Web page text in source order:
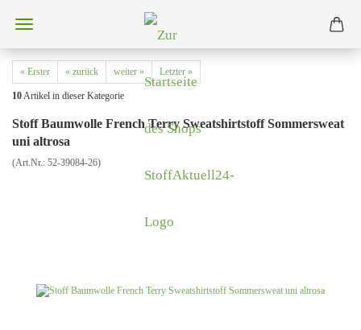
« Erster « zurück weiter » Letzter »
10Artikel in dieser Kategorie
Stoff Baumwolle French Terry Sweatshirtstoff Sommersweat
uni altrosa
(Art.Nr.: 52-39084-26)